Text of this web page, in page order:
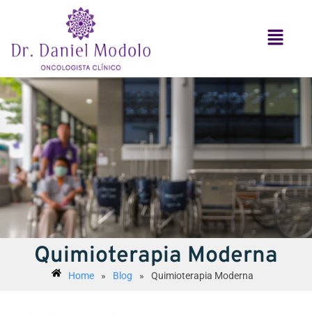
Quimioterapia Moderna
Home » Blog » Quimioterapia Moderna